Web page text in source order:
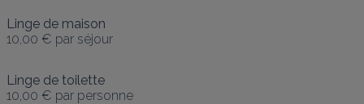
Linge de maison
10,00 € par séjour
Linge de toilette
10,00 € par personne